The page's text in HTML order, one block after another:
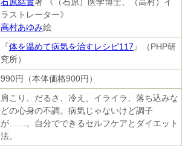
ラストレーター》
高村あゆみ絵
『体を温めて病気を治すレシピ117 』（PHP研
究所）
990円（本体価格900円）
肩こり、だるさ、冷え、イライラ、落ち込みな
どの心身の不調。病気じゃないけど調子
が……。自分でできるセルフケアとダイエット
法。